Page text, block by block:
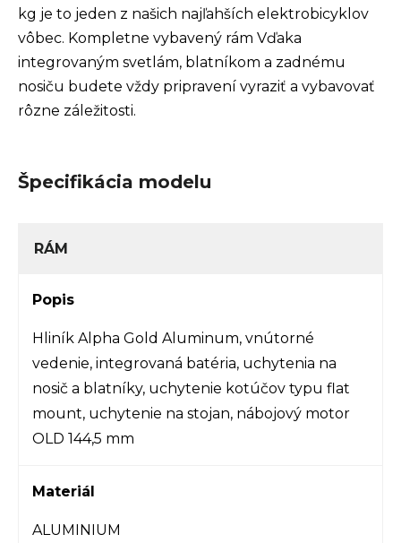
kg je to jeden z našich najľahších elektrobicyklov
vôbec. Kompletne vybavený rám Vďaka
integrovaným svetlám, blatníkom a zadnému
nosiču budete vždy pripravení vyraziť a vybavovať
rôzne záležitosti.
Špecifikácia modelu
RÁM
Popis
Hliník Alpha Gold Aluminum, vnútorné
vedenie, integrovaná batéria, uchytenia na
nosič a blatníky, uchytenie kotúčov typu flat
mount, uchytenie na stojan, nábojový motor
OLD 144,5 mm
Materiál
ALUMINIUM